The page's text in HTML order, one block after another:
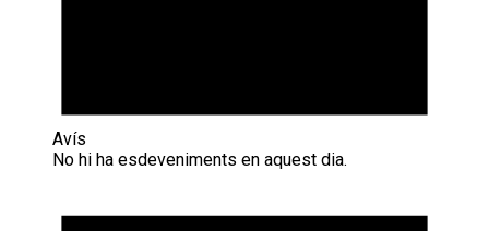
Avís
No hi ha esdeveniments en aquest dia.